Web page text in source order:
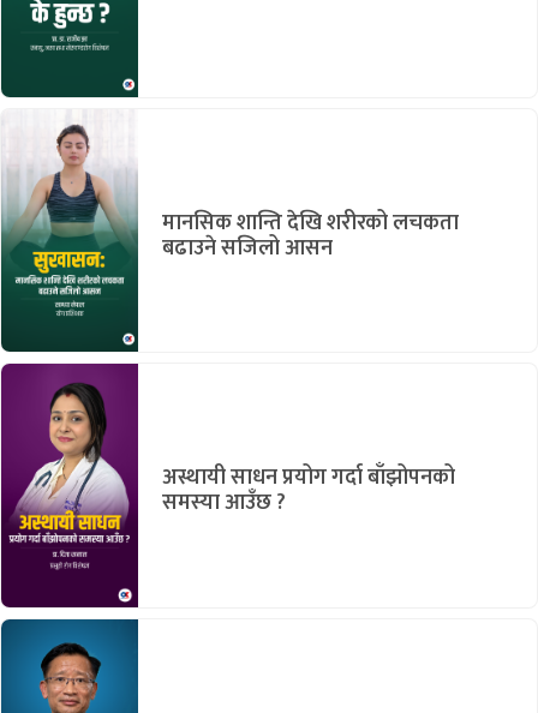
मानसिक शान्ति देखि शरीरको लचकता
बढाउने सजिलो आसन
अस्थायी साधन प्रयोग गर्दा बाँझोपनको
समस्या आउँछ ?